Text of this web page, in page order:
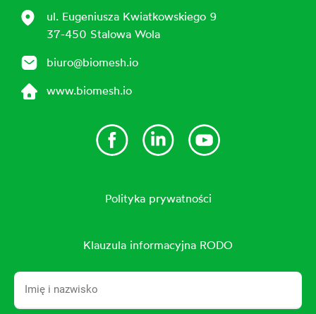
ul. Eugeniusza Kwiatkowskiego 9
37-450 Stalowa Wola
biuro@biomesh.io
www.biomesh.io
Polityka prywatności
Klauzula informacyjna RODO